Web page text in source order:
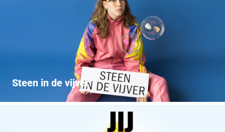
Steen in de vijver